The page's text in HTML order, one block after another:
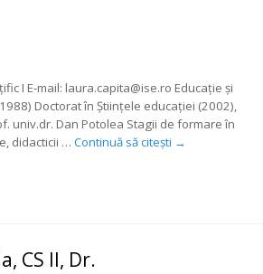
I E-mail: laura.capita@ise.ro Educație și
Doctorat în Științele educației (2002),
univ.dr. Dan Potolea Stagii de formare în
didacticii … Continuă să citești →
CS II, Dr.